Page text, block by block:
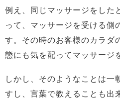
例え、同じマッサージをした
って、マッサージを受ける側
す。その時のお客様のカラダ
態にも気を配ってマッサージ
しかし、そのようなことは一
すし、言葉で教えることも出